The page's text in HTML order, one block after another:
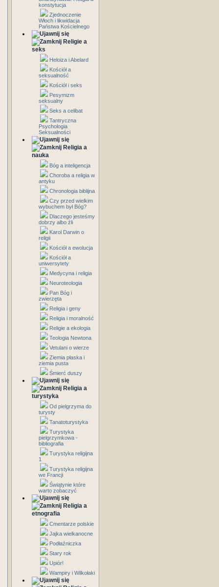
konstytucja
Zjednoczenie
Włoch i likwidacja
Państwa Kościelnego
Religie a
seks
Heloiza i Abelard
Kościół a
seksualność
Kościół i seks
Pesymizm
seksualny
Seks a celibat
Tantryczna
Psychologia
Seksualności
Religia a
nauka
Bóg a inteligencja
Choroba a religia w
antyku
Chronologia biblijna
Czy przed wielkim
wybuchem był Bóg?
Dlaczego jesteśmy
dobrzy albo źli
Karol Darwin o
religii
Kościół a ewolucja
Kościół a
uniwersytety
Medycyna i religia
Neuroteologia
Pan Bóg i
zwierzęta
Religia i geny
Religia i moralność
Religie a ekologia
Teologia Newtona
Vetulani o wierze
Ziemia płaska i
ziemia pusta
Śmierć duszy
Religia a
turystyka
Od pielgrzyma do
turysty
Tanatoturystyka
Turystyka
pielgrzymkowa -
bibliografia
Turystyka religijna
1
Turystyka religijna
we Francji
Świątynie które
warto zobaczyć
Religia a
etnografia
Cmentarze polskie
Jajka wielkanocne
Podłaźniczka
Stary rok
Upiór!
Wampiry i Wilkołaki